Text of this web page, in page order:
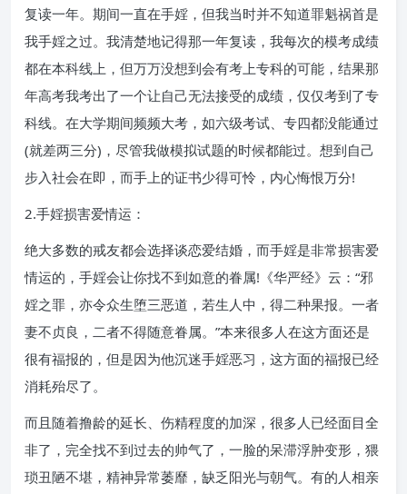
复读一年。期间一直在手婬，但我当时并不知道罪魁祸首是
我手婬之过。我清楚地记得那一年复读，我每次的模考成绩
都在本科线上，但万万没想到会有考上专科的可能，结果那
年高考我考出了一个让自己无法接受的成绩，仅仅考到了专
科线。在大学期间频频大考，如六级考试、专四都没能通过
(就差两三分)，尽管我做模拟试题的时候都能过。想到自己
步入社会在即，而手上的证书少得可怜，内心悔恨万分!
2.手婬损害爱情运：
绝大多数的戒友都会选择谈恋爱结婚，而手婬是非常损害爱
情运的，手婬会让你找不到如意的眷属!《华严经》云：“邪
婬之罪，亦令众生堕三恶道，若生人中，得二种果报。一者
妻不贞良，二者不得随意眷属。”本来很多人在这方面还是
很有福报的，但是因为他沉迷手婬恶习，这方面的福报已经
消耗殆尽了。
而且随着撸龄的延长、伤精程度的加深，很多人已经面目全
非了，完全找不到过去的帅气了，一脸的呆滞浮肿变形，猥
琐丑陋不堪，精神异常萎靡，缺乏阳光与朝气。有的人相亲